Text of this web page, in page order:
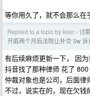
等你用久了，就不会那么
Replied to a topic by koor › 讨
开庭两个月后法院让补交 3w 诉
有后续麻烦更新一下， 因
抖音找了那种律师 花了
仲裁对象也是公司，后面律
不过，说实在的，现在欠钱